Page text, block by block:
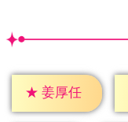
★ 姜厚任